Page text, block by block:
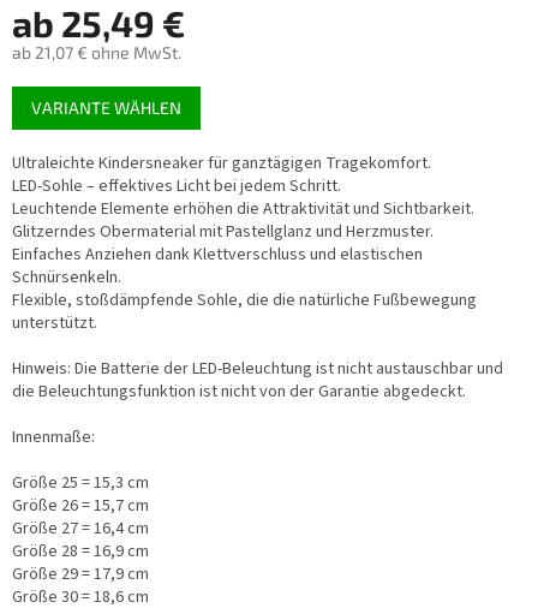
ab 25,49 €
ab 21,07 € ohne MwSt.
Verkaufspreis:
VARIANTE WÄHLEN
Ultraleichte Kindersneaker für ganztägigen Tragekomfort.
LED-Sohle – effektives Licht bei jedem Schritt.
Leuchtende Elemente erhöhen die Attraktivität und Sichtbarkeit.
Glitzerndes Obermaterial mit Pastellglanz und Herzmuster.
Einfaches Anziehen dank Klettverschluss und elastischen
Schnürsenkeln.
Flexible, stoßdämpfende Sohle, die die natürliche Fußbewegung
unterstützt.
Hinweis: Die Batterie der LED-Beleuchtung ist nicht austauschbar und
die Beleuchtungsfunktion ist nicht von der Garantie abgedeckt.
Innenmaße:
Größe 25 = 15,3 cm
Größe 26 = 15,7 cm
Größe 27 = 16,4 cm
Größe 28 = 16,9 cm
Größe 29 = 17,9 cm
Größe 30 = 18,6 cm